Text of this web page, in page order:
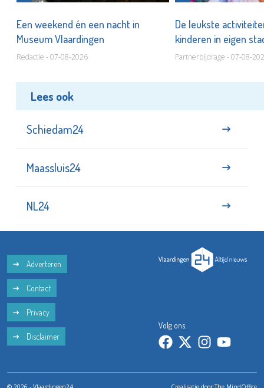
Een weekend én een nacht in
Museum Vlaardingen
Redactie - 07-08-2026
De leukste
kinderen in eigen
Partnerbijdrage - 07-08-
Lees ook
Schiedam24
Maassluis24
NL24
Adverteren
Contact
Privacy
Disclaimer
Volg ons: